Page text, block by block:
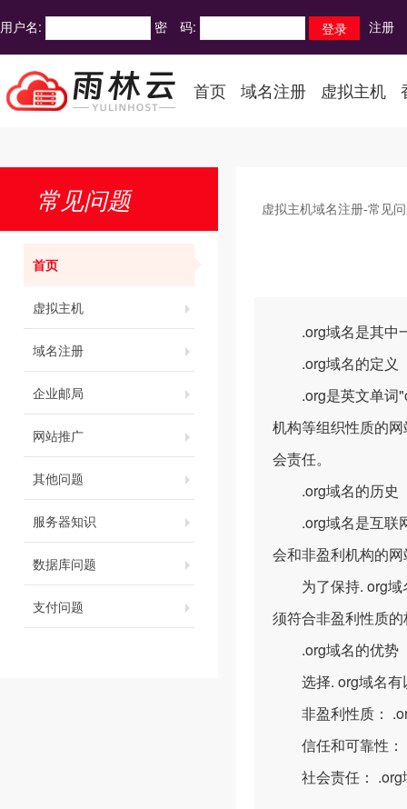
用户名: 密 码: 注册
首页 域名注册 虚拟主机
常见问题
首页
虚拟主机
域名注册
企业邮局
网站推广
其他问题
服务器知识
数据库问题
支付问题
虚拟主机域名注册-常见
.org域名是其中一
.org域名的定义
.org是英文单词
机构等组织性质的
会责任。
.org域名的历史
.org域名是互联网
会和非盈利机构的
为了保持. org域
须符合非盈利性质
.org域名的优势
选择. org域名有
非盈利性质：
信任和可靠性：
社会责任： .org